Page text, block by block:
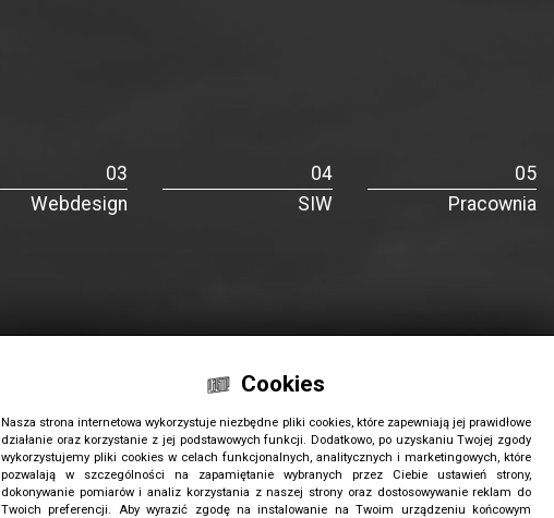
Webdesign SIW Pracownia
Cookies
Nasza strona internetowa wykorzystuje niezbędne pliki cookies, które zapewniają jej prawidłowe
działanie oraz korzystanie z jej podstawowych funkcji. Dodatkowo, po uzyskaniu Twojej zgody
wykorzystujemy pliki cookies w celach funkcjonalnych, analitycznych i marketingowych, które
pozwalają w szczególności na zapamiętanie wybranych przez Ciebie ustawień strony,
dokonywanie pomiarów i analiz korzystania z naszej strony oraz dostosowywanie reklam do
Twoich preferencji. Aby wyrazić zgodę na instalowanie na Twoim urządzeniu końcowym